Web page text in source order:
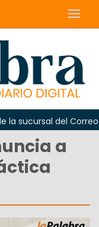
del Correo
a